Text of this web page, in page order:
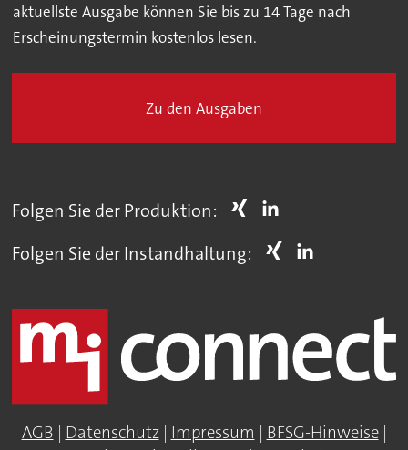
aktuellste Ausgabe können Sie bis zu 14 Tage nach
Erscheinungstermin kostenlos lesen.
Zu den Ausgaben
Folgen Sie der Produktion:
Folgen Sie der Instandhaltung:
AGB | Datenschutz| Impressum | BFSG-Hinweise|